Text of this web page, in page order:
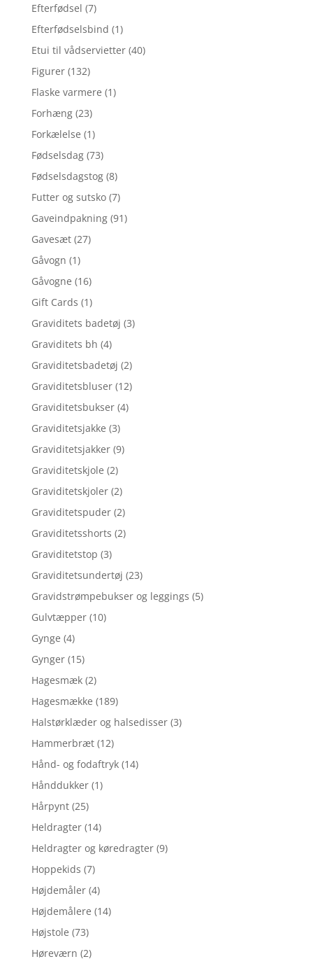
Efterfødsel (7)
Efterfødselsbind (1)
Etui til vådservietter (40)
Figurer (132)
Flaske varmere (1)
Forhæng (23)
Forkælelse (1)
Fødselsdag (73)
Fødselsdagstog (8)
Futter og sutsko (7)
Gaveindpakning (91)
Gavesæt (27)
Gåvogn (1)
Gåvogne (16)
Gift Cards (1)
Graviditets badetøj (3)
Graviditets bh (4)
Graviditetsbadetøj (2)
Graviditetsbluser (12)
Graviditetsbukser (4)
Graviditetsjakke (3)
Graviditetsjakker (9)
Graviditetskjole (2)
Graviditetskjoler (2)
Graviditetspuder (2)
Graviditetsshorts (2)
Graviditetstop (3)
Graviditetsundertøj (23)
Gravidstrømpebukser og leggings (5)
Gulvtæpper (10)
Gynge (4)
Gynger (15)
Hagesmæk (2)
Hagesmække (189)
Halstørklæder og halsedisser (3)
Hammerbræt (12)
Hånd- og fodaftryk (14)
Hånddukker (1)
Hårpynt (25)
Heldragter (14)
Heldragter og køredragter (9)
Hoppekids (7)
Højdemåler (4)
Højdemålere (14)
Højstole (73)
Høreværn (2)